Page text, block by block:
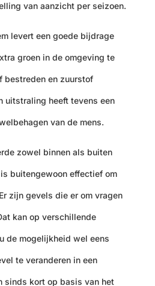
van aanzicht per seizoen.
levert een goede bijdrage
groen in de omgeving te
bestreden en zuurstof
uitstraling heeft tevens een
van de mens.
zowel binnen als buiten
buitengewoon effectief om
zijn gevels die er om vragen
kan op verschillende
de mogelijkheid wel eens
te veranderen in een
sinds kort op basis van het